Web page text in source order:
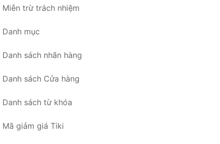
Miễn trừ trách nhiệm
Danh mục
Danh sách nhãn hàng
Danh sách Cửa hàng
Danh sách từ khóa
Mã giảm giá Tiki